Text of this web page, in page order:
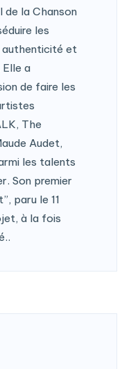
de la Chanson
les
et
Elle a
de faire les
The
Audet,
les talents
Son premier
paru le 11
à la fois